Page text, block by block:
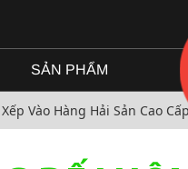
SẢN PHẨM
Vào Hàng Hải Sản Cao Cấp